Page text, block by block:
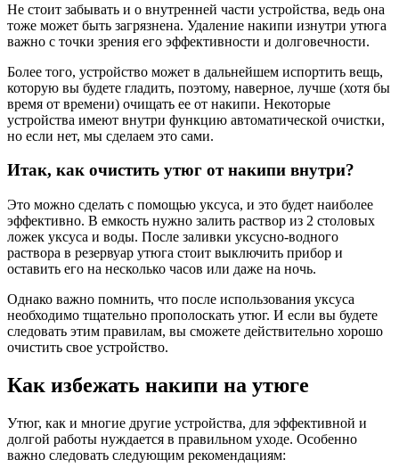
Не стоит забывать и о внутренней части устройства, ведь она
тоже может быть загрязнена. Удаление накипи изнутри утюга
важно с точки зрения его эффективности и долговечности.
Более того, устройство может в дальнейшем испортить вещь,
которую вы будете гладить, поэтому, наверное, лучше (хотя бы
время от времени) очищать ее от накипи. Некоторые
устройства имеют внутри функцию автоматической очистки,
но если нет, мы сделаем это сами.
Итак, как очистить утюг от накипи внутри?
Это можно сделать с помощью уксуса, и это будет наиболее
эффективно. В емкость нужно залить раствор из 2 столовых
ложек уксуса и воды. После заливки уксусно-водного
раствора в резервуар утюга стоит выключить прибор и
оставить его на несколько часов или даже на ночь.
Однако важно помнить, что после использования уксуса
необходимо тщательно прополоскать утюг. И если вы будете
следовать этим правилам, вы сможете действительно хорошо
очистить свое устройство.
Как избежать накипи на утюге
Утюг, как и многие другие устройства, для эффективной и
долгой работы нуждается в правильном уходе. Особенно
важно следовать следующим рекомендациям: